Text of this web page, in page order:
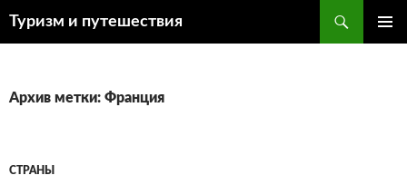
Туризм и путешествия
Архив метки: Франция
СТРАНЫ